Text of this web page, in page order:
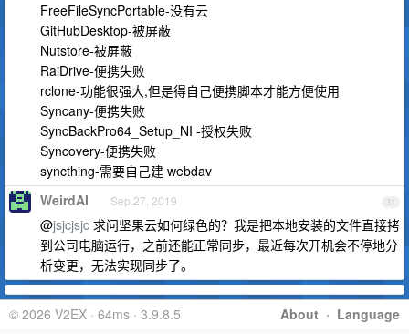
FreeFileSyncPortable-没有云
GitHubDesktop-被屏蔽
Nutstore-被屏蔽
RaiDrive-便携失败
rclone-功能很强大,但是得自己便携脚本才能方便使用
Syncany-便携失败
SyncBackPro64_Setup_NI -授权失败
Syncovery-便携失败
syncthing-需要自己建 webdav
31
WeirdAI Sep 27, 2019
@jsjcjsjc 求问坚果云如何绿色的？我是把本地安装的文件直接拷
到公司电脑运行，之前还能正常同步，最近每次开机会不停地分
析变更，无法实现同步了。
About · Language
© 2026 V2EX · 64ms · 3.9.8.5